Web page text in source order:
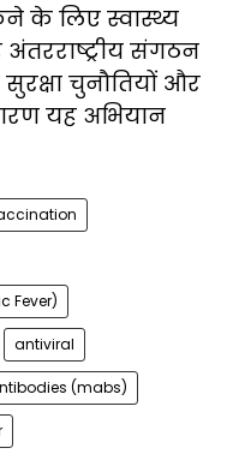
के लिए स्वास्थ्य
संगठन
चुनौतियों और
यह अभियान
Fever)
antiviral
(mabs)